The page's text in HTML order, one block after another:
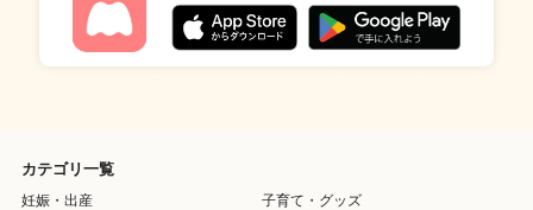
カテゴリ一覧
妊娠・出産
子育て・グッズ